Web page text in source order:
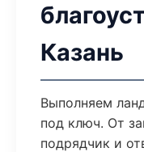
Казань
Выполняем
под ключ. От
подрядчик и